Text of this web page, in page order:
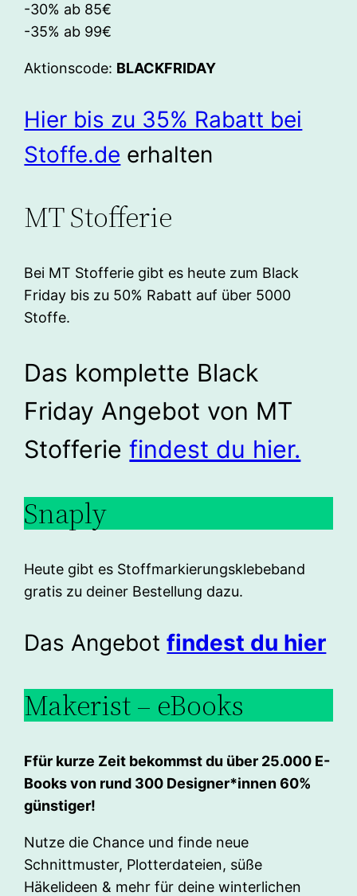
-30% ab 85€
-35% ab 99€
Aktionscode: BLACKFRIDAY
Hier bis zu 35% Rabatt bei
Stoffe.de erhalten
MT Stofferie
Bei MT Stofferie gibt es heute zum Black
Friday bis zu 50% Rabatt auf über 5000
Stoffe.
Das komplette Black
Friday Angebot von MT
Stofferiefindest du hier.
Snaply
Heute gibt es Stoffmarkierungsklebeband
gratis zu deiner Bestellung dazu.
Das Angebotfindest du hier
Makerist – eBooks
Ffür kurze Zeit bekommst du über 25.000 E-
Books von rund 300 Designer*innen 60%
günstiger!
Nutze die Chance und finde neue
Schnittmuster, Plotterdateien, süße
Häkelideen & mehr für deine winterlichen